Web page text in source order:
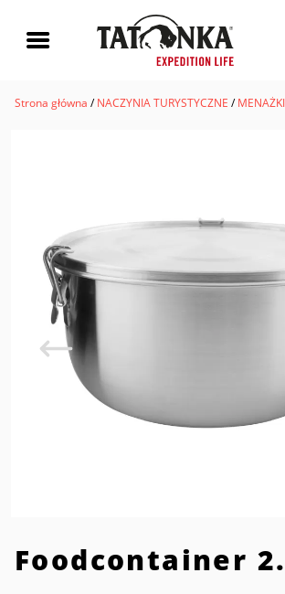
produktów
Strona główna /NACZYNIA TURYSTYCZNE /MENAŻKI
Foodcontainer